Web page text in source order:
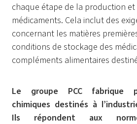
chaque étape de la production
médicaments. Cela inclut des
concernant les matières
conditions de stockage des
compléments alimentaires
Le groupe PCC fabrique
chimiques destinés à
Ils répondent aux